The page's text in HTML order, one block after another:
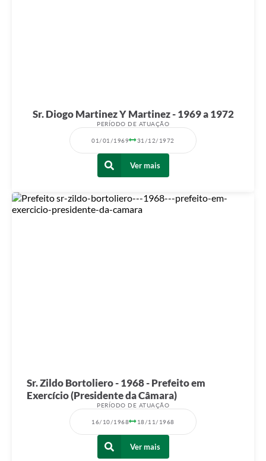
Sr. Diogo Martinez Y Martinez - 1969 a 1972
PERÍODO DE ATUAÇÃO
01/01/1969 31/12/1972
Ver mais
Sr. Zildo Bortoliero - 1968 - Prefeito em
Exercício (Presidente da Câmara)
PERÍODO DE ATUAÇÃO
16/10/1968 18/11/1968
Ver mais